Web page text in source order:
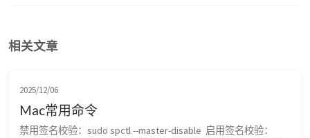
相关文章
2025/12/06
Mac常用命令
禁用签名校验：sudo spctl --master-disable  启用签名校验：